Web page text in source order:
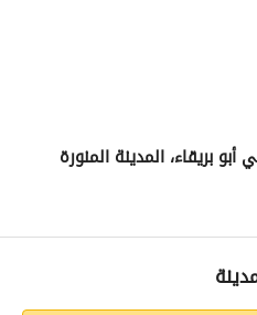
بريقاء، المدينة المنورة
الإعلان